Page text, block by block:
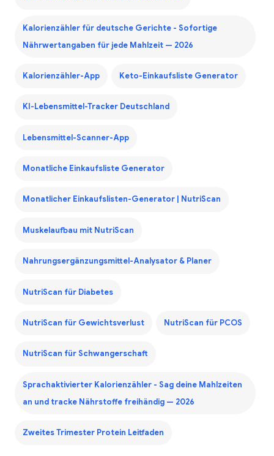
Kalorienzähler für deutsche Gerichte - Sofortige
Nährwertangaben für jede Mahlzeit — 2026
Kalorienzähler-App Keto-Einkaufsliste Generator
KI-Lebensmittel-Tracker Deutschland
Lebensmittel-Scanner-App
Monatliche Einkaufsliste Generator
Monatlicher Einkaufslisten-Generator | NutriScan
Muskelaufbau mit NutriScan
Nahrungsergänzungsmittel-Analysator & Planer
NutriScan für Diabetes
NutriScan für Gewichtsverlust NutriScan für PCOS
NutriScan für Schwangerschaft
Sprachaktivierter Kalorienzähler - Sag deine Mahlzeiten
an und tracke Nährstoffe freihändig — 2026
Zweites Trimester Protein Leitfaden